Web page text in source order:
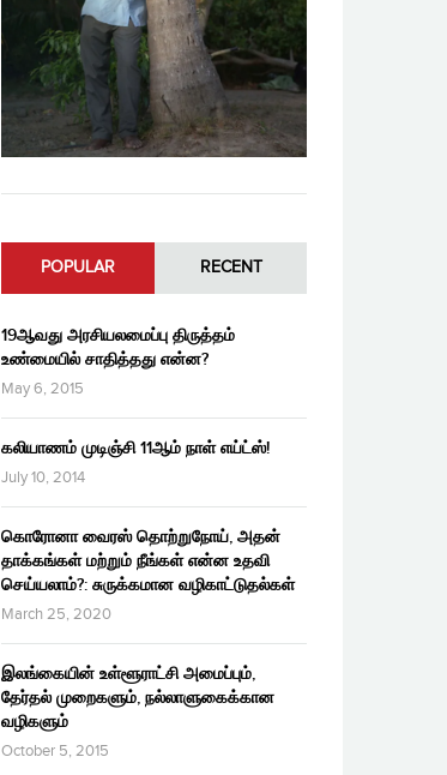
POPULAR RECENT
19ஆவது அரசியலமைப்பு திருத்தம்
உண்மையில் சாதித்தது என்ன?
May 6, 2015
கலியாணம் முடிஞ்சி 11ஆம் நாள் எய்ட்ஸ்!
July 10, 2014
கொரோனா வைரஸ் தொற்றுநோய், அதன்
தாக்கங்கள் மற்றும் நீங்கள் என்ன உதவி
செய்யலாம்?: சுருக்கமான வழிகாட்டுதல்கள்
March 25, 2020
இலங்கையின் உள்ளூராட்சி அமைப்பும்,
தேர்தல் முறைகளும், நல்லாளுகைக்கான
வழிகளும்
October 5, 2015